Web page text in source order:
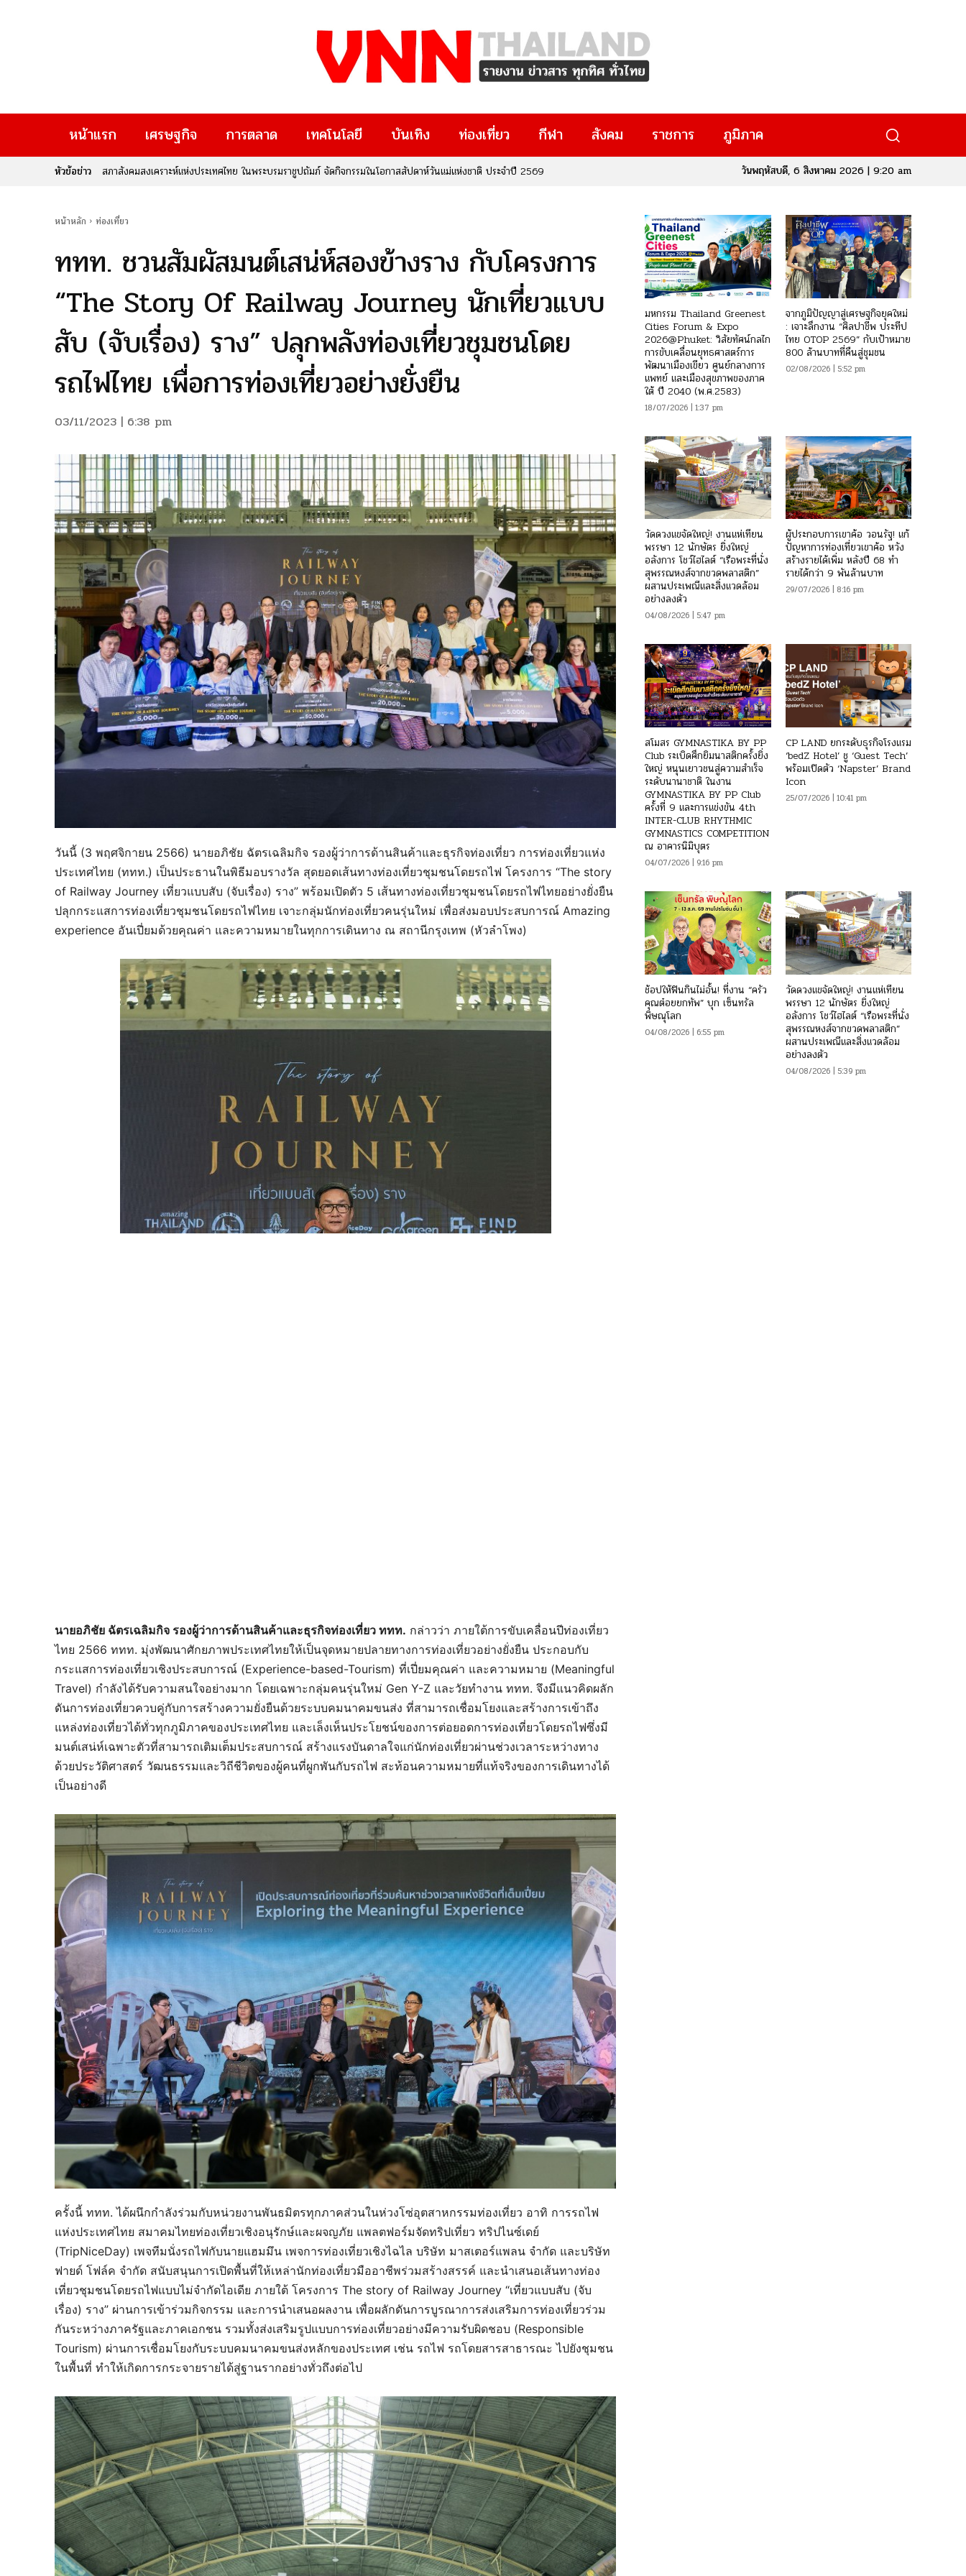
หน้าแรก เศรษฐกิจ การตลาด เทคโนโลยี บันเทิง ท่องเที่ยว กีฬา สังคม ราชการ ภูมิภาค
หัวข้อข่าว สภาสังคมสงเคราะห์แห่งประเทศไทย ในพระบรมราชูปถัมภ์ จัดกิจกรรมในโอกาสสัปดาห์วันแม่แห่งชาติ ประจำปี 2569
จากภูมิปัญญาสู่เศรษฐกิจยุคใหม่ : เจาะลึกงาน “ศิลปาชีพ ประทีปไทย OTOP 2569” กับเป้าหมาย 800 ล้านบาทที่คืนสู่ชุมชน วันพฤหัสบดี, 6 สิงหาคม 2026 | 9:20 am
หน้าหลัก ท่องเที่ยว
ททท. ชวนสัมผัสมนต์เสน่ห์สองข้างราง กับโครงการ
“The Story Of Railway Journey นักเที่ยวแบบ
สับ (จับเรื่อง) ราง” ปลุกพลังท่องเที่ยวชุมชนโดย
รถไฟไทย เพื่อการท่องเที่ยวอย่างยั่งยืน
03/11/2023 | 6:38 pm
วันนี้ (3 พฤศจิกายน 2566) นายอภิชัย ฉัตรเฉลิมกิจ รองผู้ว่าการด้านสินค้าและธุรกิจท่องเที่ยว การท่องเที่ยวแห่ง
ประเทศไทย (ททท.) เป็นประธานในพิธีมอบรางวัล สุดยอดเส้นทางท่องเที่ยวชุมชนโดยรถไฟ โครงการ “The story
of Railway Journey เที่ยวแบบสับ (จับเรื่อง) ราง” พร้อมเปิดตัว 5 เส้นทางท่องเที่ยวชุมชนโดยรถไฟไทยอย่างยั่งยืน
ปลุกกระแสการท่องเที่ยวชุมชนโดยรถไฟไทย เจาะกลุ่มนักท่องเที่ยวคนรุ่นใหม่ เพื่อส่งมอบประสบการณ์ Amazing
experience อันเปี่ยมด้วยคุณค่า และความหมายในทุกการเดินทาง ณ สถานีกรุงเทพ (หัวลำโพง)
นายอภิชัย ฉัตรเฉลิมกิจ รองผู้ว่าการด้านสินค้าและธุรกิจท่องเที่ยว ททท. กล่าวว่า ภายใต้การขับเคลื่อนปีท่องเที่ยว
ไทย 2566 ททท. มุ่งพัฒนาศักยภาพประเทศไทยให้เป็นจุดหมายปลายทางการท่องเที่ยวอย่างยั่งยืน ประกอบกับ
กระแสการท่องเที่ยวเชิงประสบการณ์ (Experience-based-Tourism) ที่เปี่ยมคุณค่า และความหมาย (Meaningful
Travel) กำลังได้รับความสนใจอย่างมาก โดยเฉพาะกลุ่มคนรุ่นใหม่ Gen Y-Z และวัยทำงาน ททท. จึงมีแนวคิดผลัก
ดันการท่องเที่ยวควบคู่กับการสร้างความยั่งยืนด้วยระบบคมนาคมขนส่ง ที่สามารถเชื่อมโยงและสร้างการเข้าถึง
แหล่งท่องเที่ยวได้ทั่วทุกภูมิภาคของประเทศไทย และเล็งเห็นประโยชน์ของการต่อยอดการท่องเที่ยวโดยรถไฟซึ่งมี
มนต์เสน่ห์เฉพาะตัวที่สามารถเติมเต็มประสบการณ์ สร้างแรงบันดาลใจแก่นักท่องเที่ยวผ่านช่วงเวลาระหว่างทาง
ด้วยประวัติศาสตร์ วัฒนธรรมและวิถีชีวิตของผู้คนที่ผูกพันกับรถไฟ สะท้อนความหมายที่แท้จริงของการเดินทางได้
เป็นอย่างดี
ครั้งนี้ ททท. ได้ผนึกกำลังร่วมกับหน่วยงานพันธมิตรทุกภาคส่วนในห่วงโซ่อุตสาหกรรมท่องเที่ยว อาทิ การรถไฟ
แห่งประเทศไทย สมาคมไทยท่องเที่ยวเชิงอนุรักษ์และผจญภัย แพลตฟอร์มจัดทริปเที่ยว ทริปไนซ์เดย์
(TripNiceDay) เพจทีมนั่งรถไฟกับนายแฮมมึน เพจการท่องเที่ยวเชิงไฉไล บริษัท มาสเตอร์แพลน จำกัด และบริษัท
ฟายด์ โฟล์ค จำกัด สนับสนุนการเปิดพื้นที่ให้เหล่านักท่องเที่ยวมืออาชีพร่วมสร้างสรรค์ และนำเสนอเส้นทางท่อง
เที่ยวชุมชนโดยรถไฟแบบไม่จำกัดไอเดีย ภายใต้ โครงการ The story of Railway Journey “เที่ยวแบบสับ (จับ
เรื่อง) ราง” ผ่านการเข้าร่วมกิจกรรม และการนำเสนอผลงาน เพื่อผลักดันการบูรณาการส่งเสริมการท่องเที่ยวร่วม
กันระหว่างภาครัฐและภาคเอกชน รวมทั้งส่งเสริมรูปแบบการท่องเที่ยวอย่างมีความรับผิดชอบ (Responsible
Tourism) ผ่านการเชื่อมโยงกับระบบคมนาคมขนส่งหลักของประเทศ เช่น รถไฟ รถโดยสารสาธารณะ ไปยังชุมชน
ในพื้นที่ ทำให้เกิดการกระจายรายได้สู่ฐานรากอย่างทั่วถึงต่อไป
มหกรรม Thailand Greenest
Cities Forum & Expo
2026@Phuket: วิสัยทัศน์กลไก
การขับเคลื่อนยุทธศาสตร์การ
พัฒนาเมืองเขียว ศูนย์กลางการ
แพทย์ และเมืองสุขภาพของภาค
ใต้ ปี 2040 (พ.ศ.2583)
18/07/2026 | 1:37 pm
จากภูมิปัญญาสู่เศรษฐกิจยุคใหม่
: เจาะลึกงาน “ศิลปาชีพ ประทีป
ไทย OTOP 2569” กับเป้าหมาย
800 ล้านบาทที่คืนสู่ชุมชน
02/08/2026 | 5:52 pm
วัดดวงแขจัดใหญ่! งานแห่เทียน
พรรษา 12 นักษัตร ยิ่งใหญ่
อลังการ โชว์ไฮไลต์ “เรือพระที่นั่ง
สุพรรณหงส์จากขวดพลาสติก”
ผสานประเพณีและสิ่งแวดล้อม
อย่างลงตัว
04/08/2026 | 5:47 pm
ผู้ประกอบการเขาค้อ วอนรัฐ! แก้
ปัญหาการท่องเที่ยวเขาค้อ หวัง
สร้างรายได้เพิ่ม หลังปี 68 ทำ
รายได้กว่า 9 พันล้านบาท
29/07/2026 | 8:16 pm
สโมสร GYMNASTIKA BY PP
Club ระเบิดศึกยิมนาสติกครั้งยิ่ง
ใหญ่ หนุนเยาวชนสู่ความสำเร็จ
ระดับนานาชาติ ในงาน
GYMNASTIKA BY PP Club
ครั้งที่ 9 และการแข่งขัน 4th
INTER-CLUB RHYTHMIC
GYMNASTICS COMPETITION
ณ อาคารนิมิบุตร
04/07/2026 | 9:16 pm
CP LAND ยกระดับธุรกิจโรงแรม
‘bedZ Hotel’ ชู ‘Guest Tech’
พร้อมเปิดตัว ‘Napster’ Brand
Icon
25/07/2026 | 10:41 pm
ช้อปให้ฟินกินไม่อั้น! ที่งาน “ครัว
คุณต๋อยยกทัพ” บุก เซ็นทรัล
พิษณุโลก
04/08/2026 | 6:55 pm
วัดดวงแขจัดใหญ่! งานแห่เทียน
พรรษา 12 นักษัตร ยิ่งใหญ่
อลังการ โชว์ไฮไลต์ “เรือพระที่นั่ง
สุพรรณหงส์จากขวดพลาสติก”
ผสานประเพณีและสิ่งแวดล้อม
อย่างลงตัว
04/08/2026 | 5:39 pm